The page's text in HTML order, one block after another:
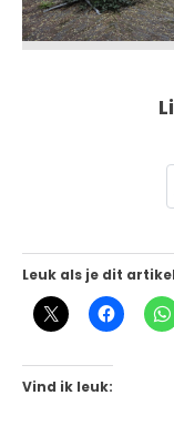
Leuk als je dit
Vind ik leuk: